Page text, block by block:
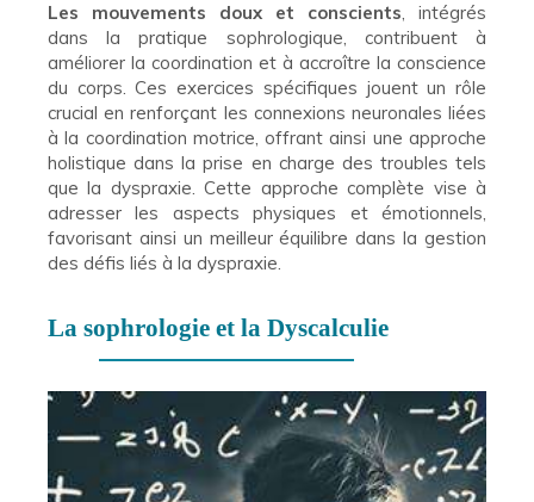
Les mouvements doux et conscients, intégrés
dans la pratique sophrologique, contribuent à
améliorer la coordination et à accroître la conscience
du corps. Ces exercices spécifiques jouent un rôle
crucial en renforçant les connexions neuronales liées
à la coordination motrice, offrant ainsi une approche
holistique dans la prise en charge des troubles tels
que la dyspraxie. Cette approche complète vise à
adresser les aspects physiques et émotionnels,
favorisant ainsi un meilleur équilibre dans la gestion
des défis liés à la dyspraxie.
La sophrologie et la Dyscalculie